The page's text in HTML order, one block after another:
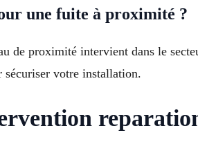
une fuite à proximité ?
de proximité intervient dans le
sécuriser votre installation.